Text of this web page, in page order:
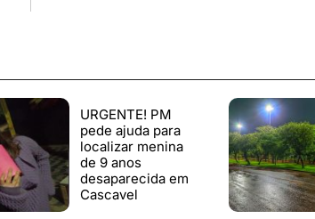
URGENTE! PM
pede ajuda para
localizar menina
de 9 anos
desaparecida em
Cascavel